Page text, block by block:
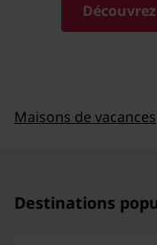
Maisons de vacances
Destinations